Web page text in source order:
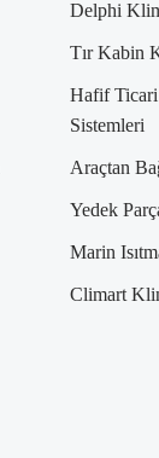
Delphi
Tır Kabin
Hafif Ticari
Sistemleri
Araçtan
Yedek
Marin
Climart